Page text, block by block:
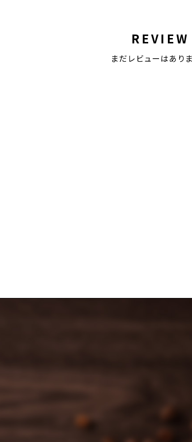
REVIEW
まだレビューはあり